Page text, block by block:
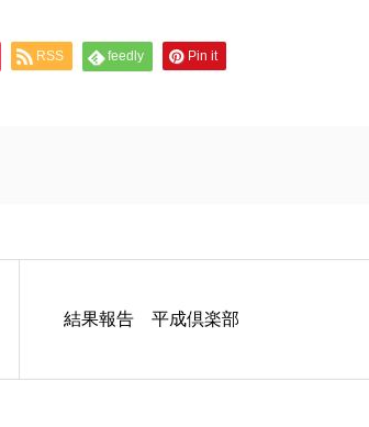
RSS feedly Pin it
結果報告 平成倶楽部